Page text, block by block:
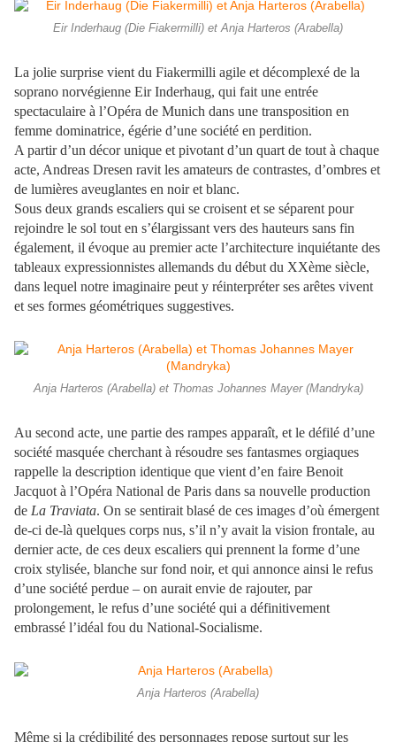
Eir Inderhaug (Die Fiakermilli) et Anja Harteros (Arabella)
La jolie surprise vient du Fiakermilli agile et décomplexé de la
soprano norvégienne Eir Inderhaug, qui fait une entrée
spectaculaire à l’Opéra de Munich dans une transposition en
femme dominatrice, égérie d’une société en perdition.
A partir d’un décor unique et pivotant d’un quart de tout à chaque
acte, Andreas Dresen ravit les amateurs de contrastes, d’ombres et
de lumières aveuglantes en noir et blanc.
Sous deux grands escaliers qui se croisent et se séparent pour
rejoindre le sol tout en s’élargissant vers des hauteurs sans fin
également, il évoque au premier acte l’architecture inquiétante des
tableaux expressionnistes allemands du début du XXème siècle,
dans lequel notre imaginaire peut y réinterpréter ses arêtes vivent
et ses formes géométriques suggestives.
Anja Harteros (Arabella) et Thomas Johannes Mayer (Mandryka)
Au second acte, une partie des rampes apparaît, et le défilé d’une
société masquée cherchant à résoudre ses fantasmes orgiaques
rappelle la description identique que vient d’en faire Benoit
Jacquot à l’Opéra National de Paris dans sa nouvelle production
de La Traviata. On se sentirait blasé de ces images d’où émergent
de-ci de-là quelques corps nus, s’il n’y avait la vision frontale, au
dernier acte, de ces deux escaliers qui prennent la forme d’une
croix stylisée, blanche sur fond noir, et qui annonce ainsi le refus
d’une société perdue – on aurait envie de rajouter, par
prolongement, le refus d’une société qui a définitivement
embrassé l’idéal fou du National-Socialisme.
Anja Harteros (Arabella)
Même si la crédibilité des personnages repose surtout sur les